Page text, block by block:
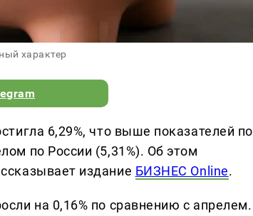
характер
6,29%, что выше показателей по
по России (5,31%). Об этом
издание БИЗНЕС Online.
на 0,16% по сравнению с апрелем.